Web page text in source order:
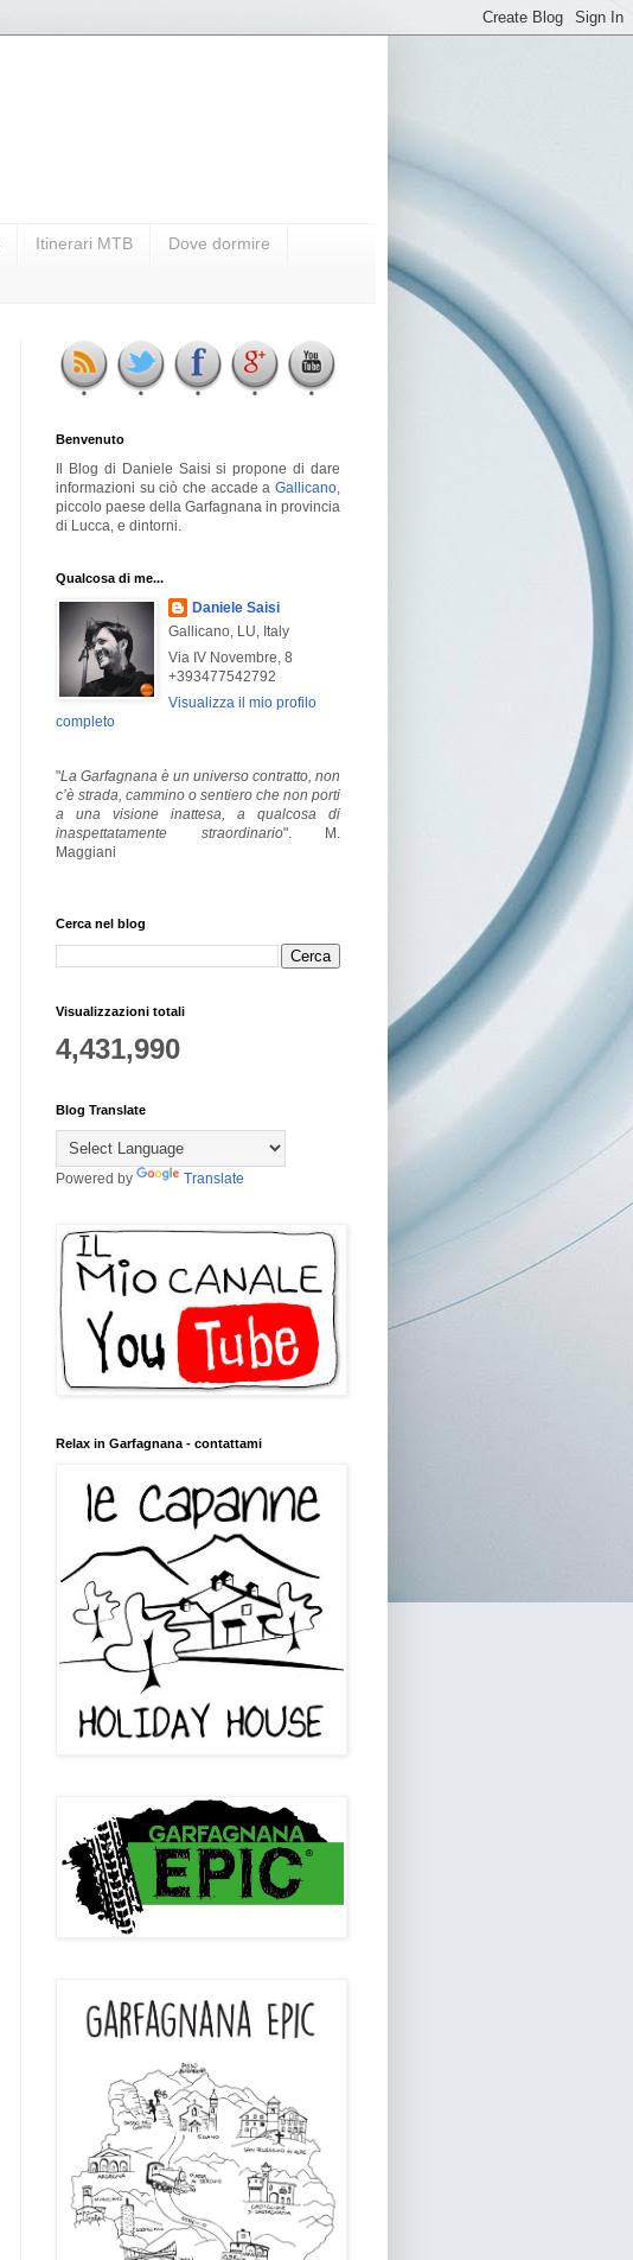
Itinerari MTB Dove dormire
Benvenuto
Il Blog di Daniele Saisi si propone di dare
informazioni su ciò che accade a Gallicano
piccolo paese della Garfagnana in provincia
di Lucca, e dintorni.
Qualcosa di me...
Daniele Saisi
Gallicano, LU, Italy
Via IV Novembre, 8
+393477542792
Visualizza il mio profilo
completo
"La Garfagnana è un universo contratto, non
c’è strada, cammino o sentiero che non porti
a una visione inattesa, a qualcosa di
inaspettatamente straordinario". M.
Maggiani
Cerca nel blog
Visualizzazioni totali
4,431,990
Blog Translate
Powered by Translate
Relax in Garfagnana - contattami